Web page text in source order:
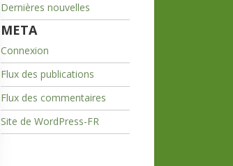
Dernières nouvelles
META
Connexion
Flux des publications
Flux des commentaires
Site de WordPress-FR